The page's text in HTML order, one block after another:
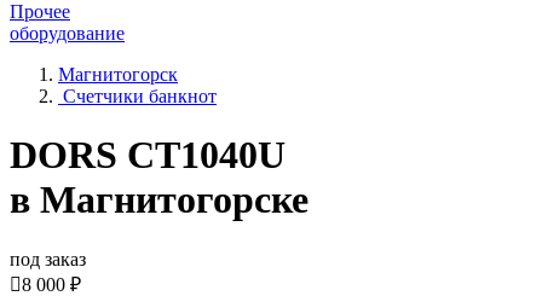
Прочее
оборудование
Магнитогорск
Счетчики банкнот
DORS CT1040U
в Магнитогорске
под заказ
8 000 ₽